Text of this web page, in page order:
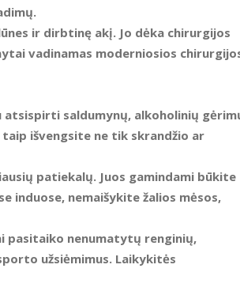
ir dirbtinę akį. Jo dėka chirurgijos
vadinamas moderniosios
atsispirti saldumynų, alkoholinių
išvengsite ne tik skrandžio ar
patiekalų. Juos gamindami būkite
induose, nemaišykite žalios mėsos,
pasitaiko nenumatytų renginių,
užsiėmimus. Laikykitės